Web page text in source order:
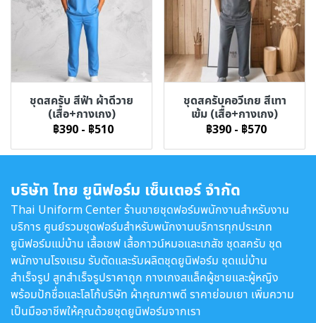
ชุดสครับ สีฟ้า ผ้าดีวาย
(เสื้อ+กางเกง)
฿390 - ฿510
ชุดสครับคอวีเกย สีเทา
เข้ม (เสื้อ+กางเกง)
฿390 - ฿570
บริษัท ไทย ยูนิฟอร์ม เซ็นเตอร์ จำกัด
Thai Uniform Center ร้านขายชุดฟอร์มพนักงานสำหรับงาน
บริการ ศูนย์รวมชุดฟอร์มสำหรับพนักงานบริการทุกประเภท
ยูนิฟอร์มแม่บ้าน เสื้อเชฟ เสื้อกาวน์หมอและเภสัช ชุดสครับ ชุด
พนักงานโรงแรม รับตัดและรับผลิตชุดยูนิฟอร์ม ชุดแม่บ้าน
สำเร็จรูป สูทสำเร็จรูปราคาถูก กางเกงสแล็คผู้ชายและผู้หญิง
พร้อมปักชื่อและโลโก้บริษัท ผ้าคุณภาพดี ราคาย่อมเยา เพิ่มความ
เป็นมืออาชีพให้คุณด้วยชุดยูนิฟอร์มจากเรา